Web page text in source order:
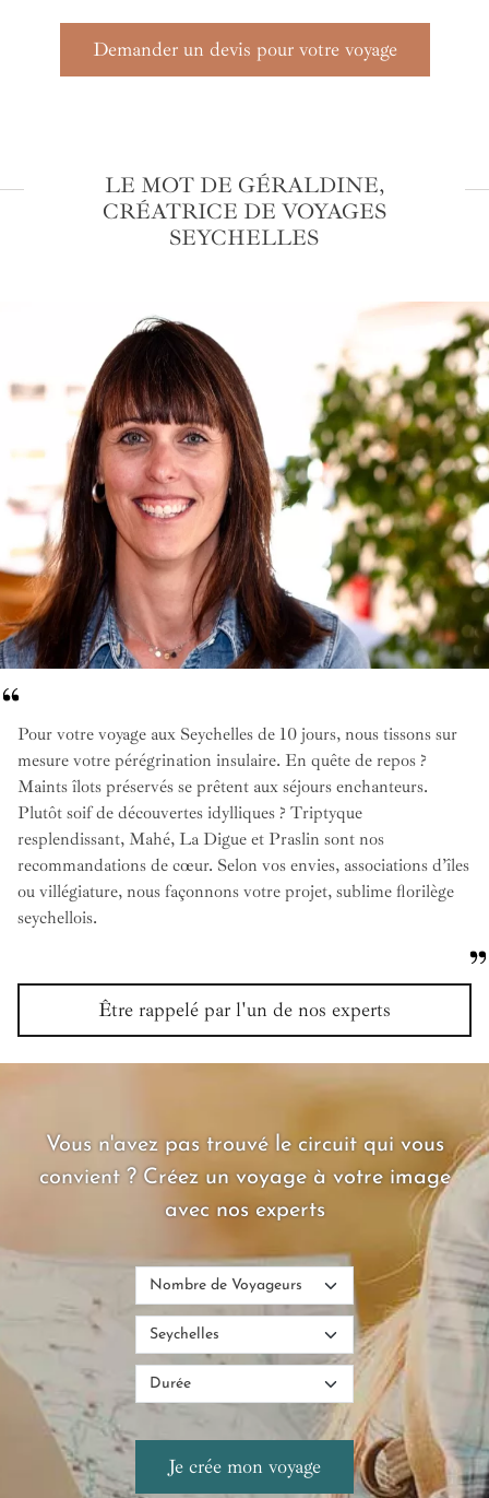
Demander un devis pour votre voyage
LE MOT DE GÉRALDINE,
CRÉATRICE DE VOYAGES
SEYCHELLES
Pour votre voyage aux Seychelles de 10 jours, nous tissons sur
mesure votre pérégrination insulaire. En quête de repos ?
Maints îlots préservés se prêtent aux séjours enchanteurs.
Plutôt soif de découvertes idylliques ? Triptyque
resplendissant, Mahé, La Digue et Praslin sont nos
recommandations de cœur. Selon vos envies, associations d’îles
ou villégiature, nous façonnons votre projet, sublime florilège
seychellois.
Être rappelé par l'un de nos experts
Vous n'avez pas trouvé le circuit qui vous
convient ? Créez un voyage à votre image
avec nos experts